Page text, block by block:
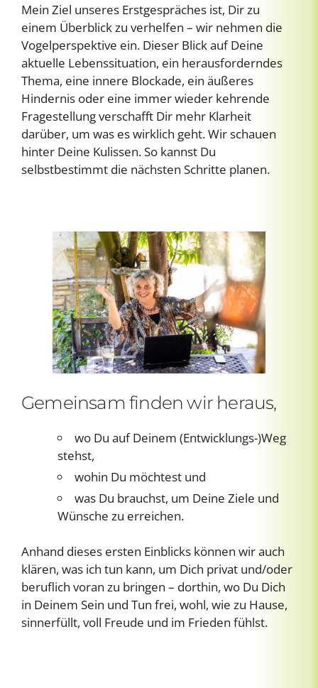
Mein Ziel unseres Erstgespräches ist, Dir zu
einem Überblick zu verhelfen – wir nehmen die
Vogelperspektive ein. Dieser Blick auf Deine
aktuelle Lebenssituation, ein herausforderndes
Thema, eine innere Blockade, ein äußeres
Hindernis oder eine immer wieder kehrende
Fragestellung verschafft Dir mehr Klarheit
darüber, um was es wirklich geht. Wir schauen
hinter Deine Kulissen. So kannst Du
selbstbestimmt die nächsten Schritte planen.
Gemeinsam finden wir heraus,
wo Du auf Deinem (Entwicklungs-)Weg
stehst,
wohin Du möchtest und
was Du brauchst, um Deine Ziele und
Wünsche zu erreichen.
Anhand dieses ersten Einblicks können wir auch
klären, was ich tun kann, um Dich privat und/oder
beruflich voran zu bringen – dorthin, wo Du Dich
in Deinem Sein und Tun frei, wohl, wie zu Hause,
sinnerfüllt, voll Freude und im Frieden fühlst.